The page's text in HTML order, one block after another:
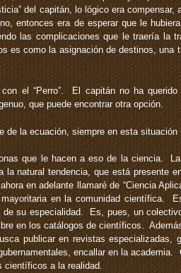
del capitán, lo lógico era compensar,
entonces era de esperar que le
las complicaciones que le traería la
es como la asignación de destinos, una
el “Perro”. El capitán no ha querido
que puede encontrar otra opción.
de la ecuación, siempre en esta situación
que le hacen a eso de la ciencia. La
la natural tendencia, que está presente
en adelante llamaré de “Ciencia
en la comunidad científica.
de su especialidad. Es, pues, un
en los catálogos de científicos.
publicar en revistas especializadas,
encallar en la academia.
científicos a la realidad.